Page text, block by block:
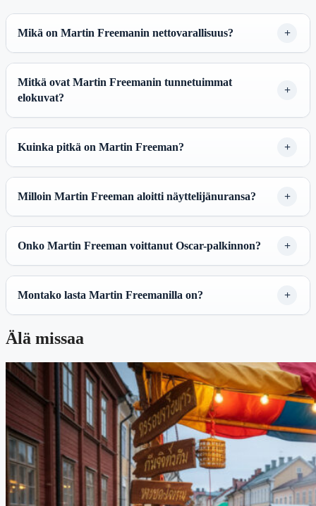
Mikä on Martin Freemanin nettovarallisuus?
Mitkä ovat Martin Freemanin tunnetuimmat
elokuvat?
Kuinka pitkä on Martin Freeman?
Milloin Martin Freeman aloitti näyttelijänuransa?
Onko Martin Freeman voittanut Oscar-palkinnon?
Montako lasta Martin Freemanilla on?
Älä missaa